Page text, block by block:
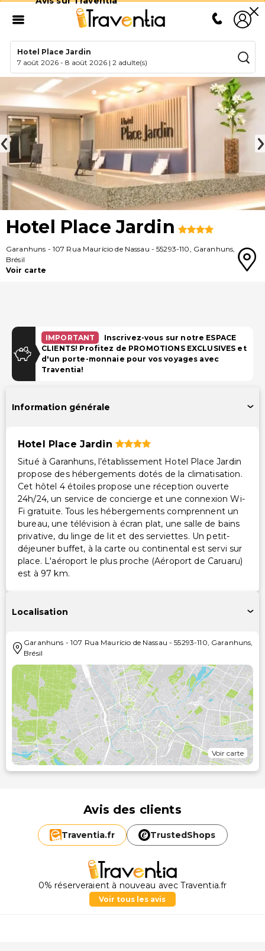
Hotel Place Jardin
7 août 2026 -8 août 2026 |2 adulte(s)
Hotel Place Jardin
Garanhuns - 107 Rua Maurício de Nassau -55293-110, Garanhuns,
Brésil
Voir carte
IMPORTANT
Inscrivez-vous sur notre ESPACE
CLIENTS! Profitez de PROMOTIONS EXCLUSIVES et
d'un porte-monnaie pour vos voyages avec
Traventia!
Information générale
Hotel Place Jardin
Situé à Garanhuns, l’établissement Hotel Place Jardin
propose des hébergements dotés de la climatisation.
Cet hôtel 4 étoiles propose une réception ouverte
24h/24, un service de concierge et une connexion Wi-
Fi gratuite. Tous les hébergements comprennent un
bureau, une télévision à écran plat, une salle de bains
privative, du linge de lit et des serviettes. Un petit-
déjeuner buffet, à la carte ou continental est servi sur
place. L'aéroport le plus proche (Aéroport de Caruaru)
est à 97 km.
Localisation
Garanhuns - 107 Rua Maurício de Nassau -55293-110, Garanhuns,
Brésil
Voir carte
Avis des clients
Traventia.fr TrustedShops
0% réserveraient à nouveau avec Traventia.fr
Voir tous les avis